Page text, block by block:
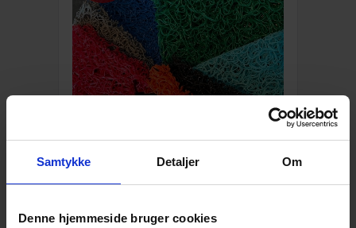
Samtykke Detaljer Om
Denne hjemmeside bruger cookies
1.995,00DKK